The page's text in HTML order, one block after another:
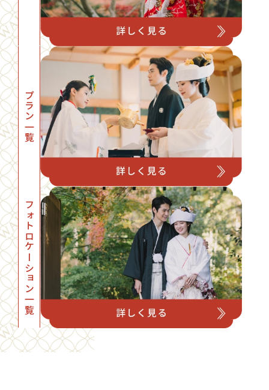
プラン一覧
フォトロケーション一覧